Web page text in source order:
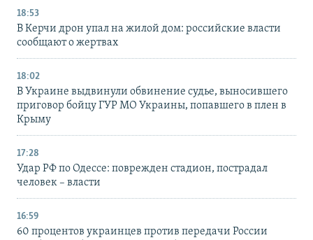
18:53
В Керчи дрон упал на жилой дом: российские власти
сообщают о жертвах
18:02
В Украине выдвинули обвинение судье, выносившего
приговор бойцу ГУР МО Украины, попавшего в плен в
Крыму
17:28
Удар РФ по Одессе: поврежден стадион, пострадал
человек – власти
16:59
60 процентов украинцев против передачи России